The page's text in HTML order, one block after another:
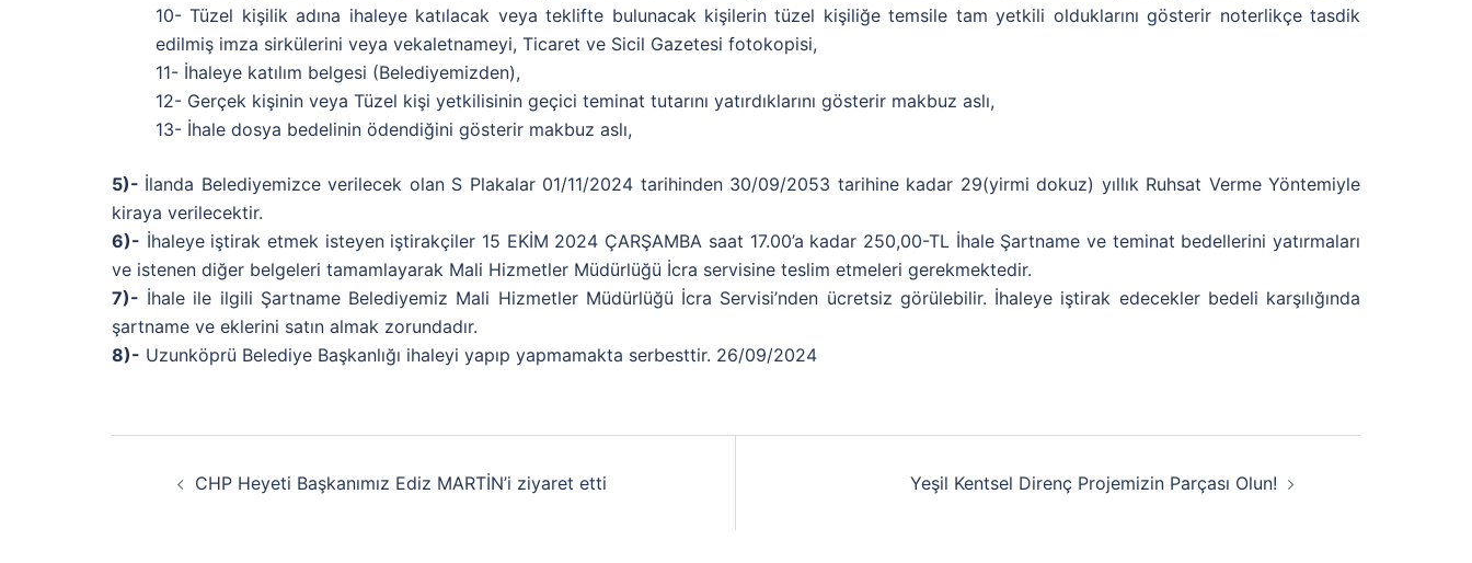
10- Tüzel kişilik adına ihaleye katılacak veya teklifte bulunacak kişilerin tüzel kişiliğe temsile tam yetkili olduklarını gösterir noterlikçe tasdik
edilmiş imza sirkülerini veya vekaletnameyi, Ticaret ve Sicil Gazetesi fotokopisi,
11- İhaleye katılım belgesi (Belediyemizden),
12- Gerçek kişinin veya Tüzel kişi yetkilisinin geçici teminat tutarını yatırdıklarını gösterir makbuz aslı,
13- İhale dosya bedelinin ödendiğini gösterir makbuz aslı,
5)- İlanda Belediyemizce verilecek olan S Plakalar 01/11/2024 tarihinden 30/09/2053 tarihine kadar 29(yirmi dokuz) yıllık Ruhsat Verme Yöntemiyle
kiraya verilecektir.
6)- İhaleye iştirak etmek isteyen iştirakçiler 15 EKİM 2024 ÇARŞAMBA saat 17.00’a kadar 250,00-TL İhale Şartname ve teminat bedellerini yatırmaları
ve istenen diğer belgeleri tamamlayarak Mali Hizmetler Müdürlüğü İcra servisine teslim etmeleri gerekmektedir.
7)- İhale ile ilgili Şartname Belediyemiz Mali Hizmetler Müdürlüğü İcra Servisi’nden ücretsiz görülebilir. İhaleye iştirak edecekler bedeli karşılığında
şartname ve eklerini satın almak zorundadır.
8)- Uzunköprü Belediye Başkanlığı ihaleyi yapıp yapmamakta serbesttir. 26/09/2024
CHP Heyeti Başkanımız Ediz MARTİN’i ziyaret etti Yeşil Kentsel Direnç Projemizin Parçası Olun!